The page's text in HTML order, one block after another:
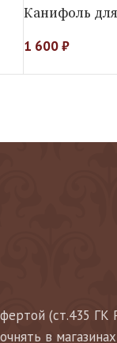
Канифоль
1 600₽
(ст.435 ГК
в